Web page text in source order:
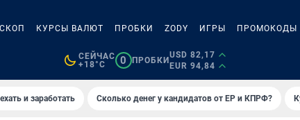
КУРСЫ ВАЛЮТ ПРОБКИ ZODY ИГРЫ ПРОМОКОДЫ
СЕЙЧАС
+18°C
0 ПРОБКИ
USD 82,17
EUR 94,84
и заработать Сколько денег у кандидатов от ЕР и КПРФ?